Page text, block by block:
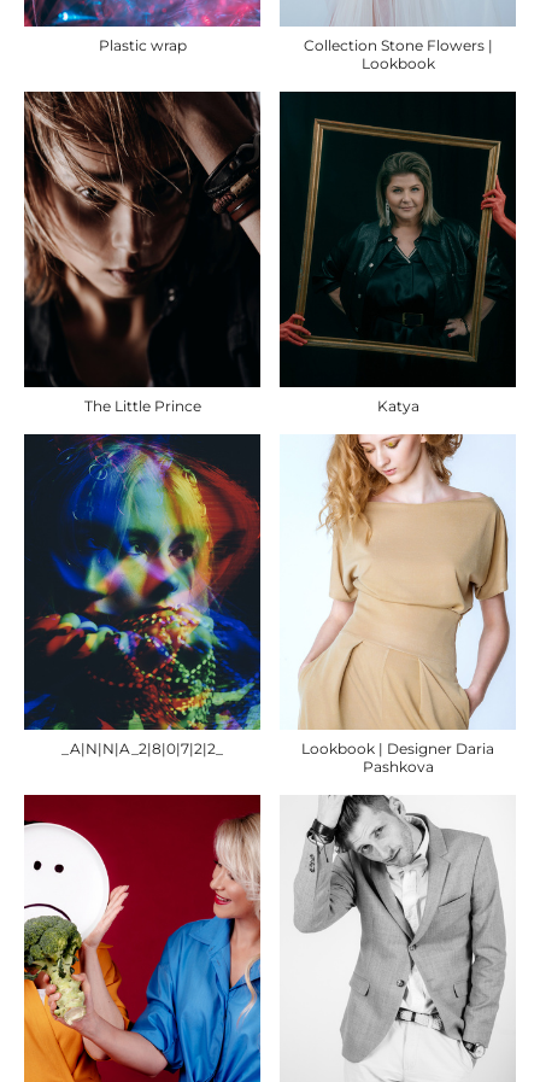
Plastic wrap
Collection Stone Flowers |
Lookbook
The Little Prince Katya
_A|N|N|A_2|8|0|7|2|2_
Lookbook | Designer Daria
Pashkova